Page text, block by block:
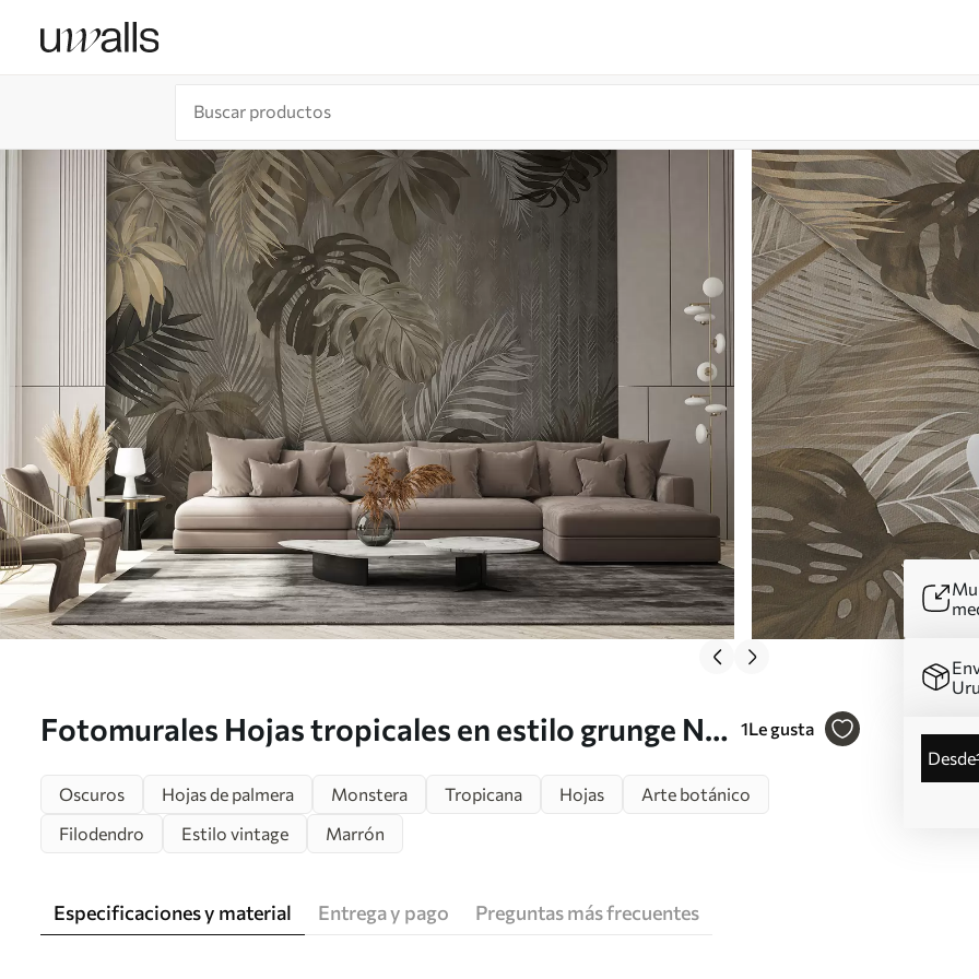
Fotomurales Hojas tropicales en estilo grunge Nr.
1Le gusta
desde
Oscuros
Hojas de palmera Monstera Tropicana Hojas
Arte botánico
Filodendro
Estilo vintage Marrón
Especificaciones y material Entrega y pago Preguntas más frecuentes